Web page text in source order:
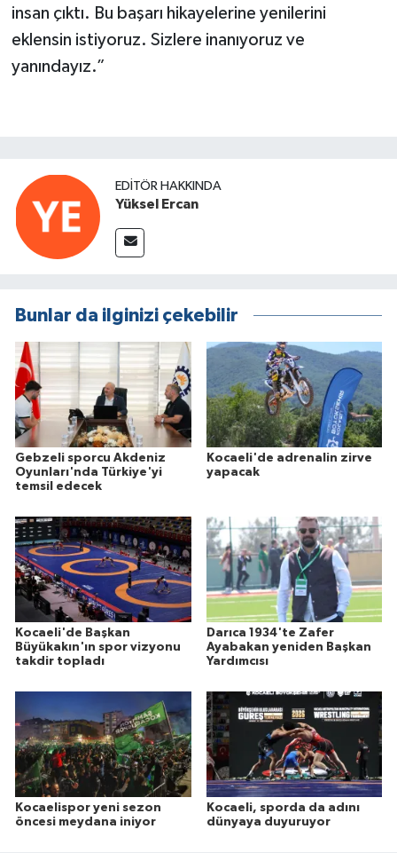
insan çıktı. Bu başarı hikayelerine yenilerini
eklensin istiyoruz. Sizlere inanıyoruz ve
yanındayız.”
EDITÖR HAKKINDA
Yüksel Ercan
Bunlar da ilginizi çekebilir
Gebzeli sporcu Akdeniz
Oyunları'nda Türkiye'yi
temsil edecek
Kocaeli'de adrenalin zirve
yapacak
Kocaeli'de Başkan
Büyükakın'ın spor vizyonu
takdir topladı
Darıca 1934'te Zafer
Ayabakan yeniden Başkan
Yardımcısı
Kocaelispor yeni sezon
öncesi meydana iniyor
Kocaeli, sporda da adını
dünyaya duyuruyor